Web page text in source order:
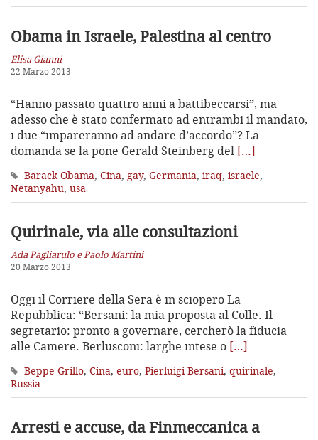
Obama in Israele, Palestina al centro
Elisa Gianni
22 Marzo 2013
“Hanno passato quattro anni a battibeccarsi”, ma
adesso che è stato confermato ad entrambi il mandato,
i due “impareranno ad andare d’accordo”? La
domanda se la pone Gerald Steinberg del […]
Barack Obama, Cina, gay, Germania, iraq, israele,
Netanyahu, usa
Quirinale, via alle consultazioni
Ada Pagliarulo e Paolo Martini
20 Marzo 2013
Oggi il Corriere della Sera è in sciopero La
Repubblica: “Bersani: la mia proposta al Colle. Il
segretario: pronto a governare, cercherò la fiducia
alle Camere. Berlusconi: larghe intese o […]
Beppe Grillo, Cina, euro, Pierluigi Bersani, quirinale,
Russia
Arresti e accuse, da Finmeccanica a